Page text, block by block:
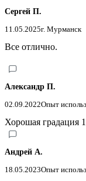
Сергей П.
11.05.2025г. Мурманск
Все отлично.
Александр П.
02.09.2022Опыт
Хорошая градация
Андрей А.
18.05.2023Опыт